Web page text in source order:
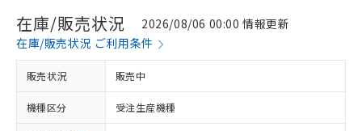
在庫/販売状況
2026/08/06 00:00 情報更新
在庫/販売状況 ご利用条件
販売状況 販売中
機種区分 受注生産機種